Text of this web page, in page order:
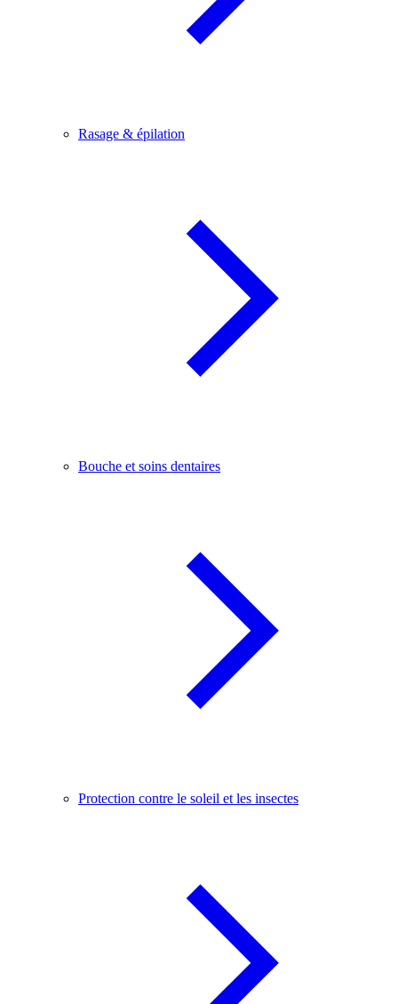
Rasage & épilation
Bouche et soins dentaires
Protection contre le soleil et les insectes